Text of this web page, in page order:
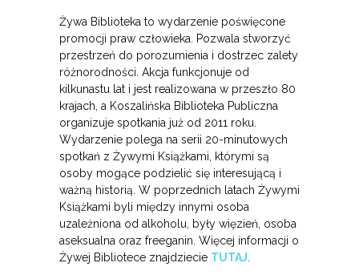
Żywa Biblioteka to wydarzenie poświęcone
promocji praw człowieka. Pozwala stworzyć
przestrzeń do porozumienia i dostrzec zalety
różnorodności. Akcja funkcjonuje od
kilkunastu lat i jest realizowana w przeszło 80
krajach, a Koszalińska Biblioteka Publiczna
organizuje spotkania już od 2011 roku.
Wydarzenie polega na serii 20-minutowych
spotkań z Żywymi Książkami, którymi są
osoby mogące podzielić się interesującą i
ważną historią. W poprzednich latach Żywymi
Książkami byli między innymi osoba
uzależniona od alkoholu, były więzień, osoba
aseksualna oraz freeganin. Więcej informacji o
Żywej Bibliotece znajdziecie TUTAJ